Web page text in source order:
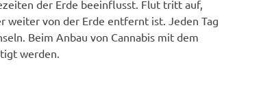
der Erde beeinflusst. Flut tritt auf,
weiter von der Erde entfernt ist. Jeden Tag
Beim Anbau von Cannabis mit dem
werden.